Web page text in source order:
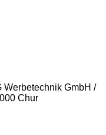
Werbetechnik GmbH /
Chur